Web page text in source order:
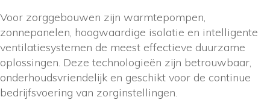
Voor zorggebouwen zijn warmtepompen,
zonnepanelen, hoogwaardige isolatie en intelligente
ventilatiesystemen de meest effectieve duurzame
oplossingen. Deze technologieën zijn betrouwbaar,
onderhoudsvriendelijk en geschikt voor de continue
bedrijfsvoering van zorginstellingen.